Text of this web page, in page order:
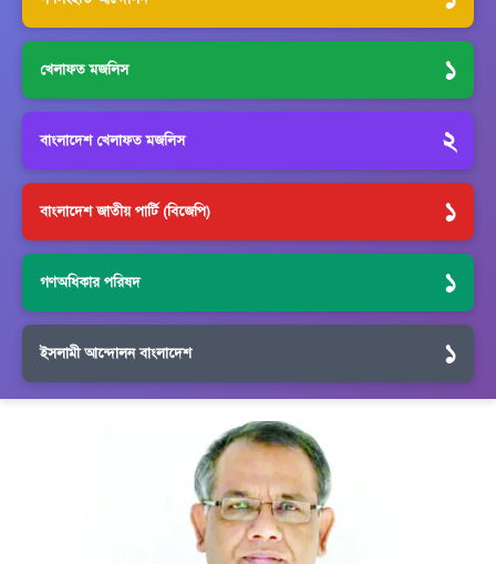
খেলাফত মজলিস ১
বাংলাদেশ খেলাফত মজলিস ২
বাংলাদেশ জাতীয় পার্টি (বিজেপি) ১
গণঅধিকার পরিষদ ১
ইসলামী আন্দোলন বাংলাদেশ ১